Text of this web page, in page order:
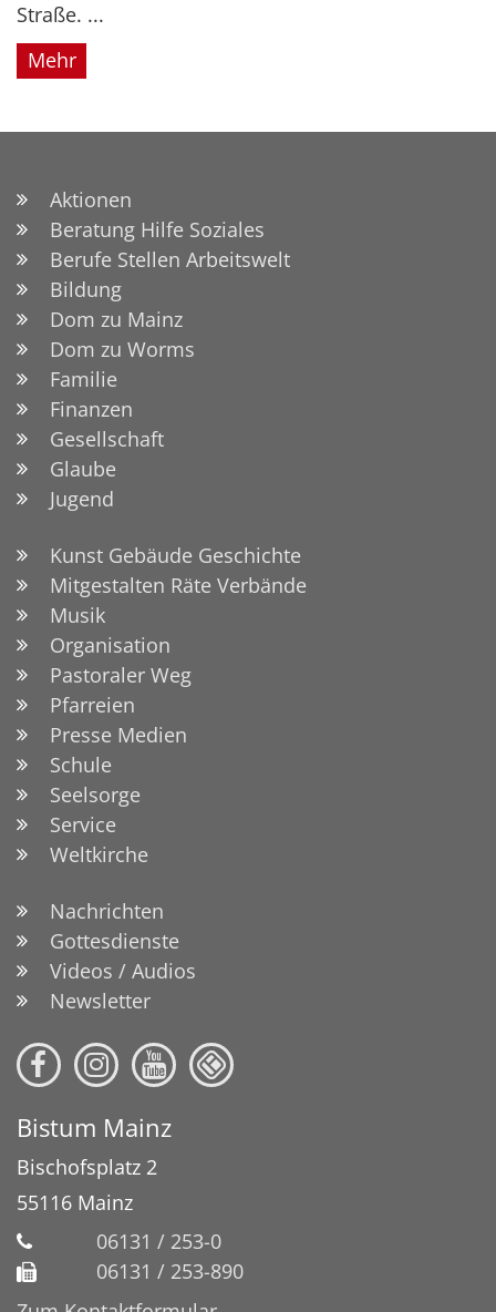
Straße. ...
Mehr
Aktionen
Beratung Hilfe Soziales
Berufe Stellen Arbeitswelt
Bildung
Dom zu Mainz
Dom zu Worms
Familie
Finanzen
Gesellschaft
Glaube
Jugend
Kunst Gebäude Geschichte
Mitgestalten Räte Verbände
Musik
Organisation
Pastoraler Weg
Pfarreien
Presse Medien
Schule
Seelsorge
Service
Weltkirche
Nachrichten
Gottesdienste
Videos / Audios
Newsletter
Bistum Mainz
Bischofsplatz 2
55116 Mainz
06131 / 253-0
06131 / 253-890